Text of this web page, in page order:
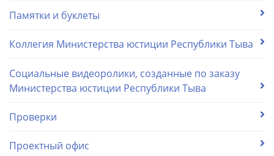
Памятки и буклеты
Коллегия Министерства юстиции Республики Тыва
Социальные видеоролики, созданные по заказу
Министерства юстиции Республики Тыва
Проверки
Проектный офис